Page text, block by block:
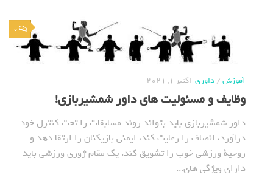
0
آموزش/داوری اکتبر 1, 2021
وظایف و مسئولیت های داور شمشیربازی!
داور شمشیربازی باید بتواند روند مسابقات را تحت کنترل خود
درآورد، انصاف را رعایت کند، ایمنی بازیکنان را ارتقا دهد و
روحیة ورزشی خوب را تشویق کند. یک مقام ژوری ورزشی باید
دارای ویژگی های...